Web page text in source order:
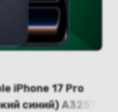
iPhone 17 Pro
синий) A3257,